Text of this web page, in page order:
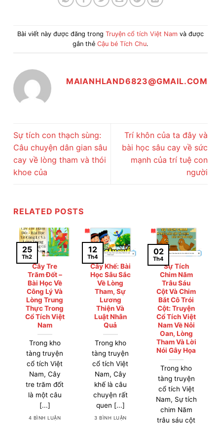
Bài viết này được đăng trong Truyện cổ tích Việt Nam và được
gắn thẻ Cậu bé Tích Chu.
MAIANHLAND6823@GMAIL.COM
Sự tích con thạch sùng:
Câu chuyện dân gian sâu
cay về lòng tham và thói
khoe của
Trí khôn của ta đây và
bài học sâu cay về sức
mạnh của trí tuệ con
người
RELATED POSTS
Cây Tre
Trăm Đốt –
Bài Học Về
Công Lý Và
Lòng Trung
Thực Trong
Cổ Tích Việt
Nam
Trong kho
tàng truyện
cổ tích Việt
Nam, Cây
tre trăm đốt
là một câu
[...]
4 BÌNH LUẬN
25
Th2
Cây Khế: Bài
Học Sâu Sắc
Về Lòng
Tham, Sự
Lương
Thiện Và
Luật Nhân
Quả
Trong kho
tàng truyện
cổ tích Việt
Nam, Cây
khế là câu
chuyện rất
quen [...]
3 BÌNH LUẬN
12
Th4
Sự Tích
Chim Năm
Trâu Sáu
Cột Và Chim
Bắt Cô Trói
Cột: Truyện
Cổ Tích Việt
Nam Về Nỗi
Oan, Lòng
Tham Và Lời
Nói Gây Họa
Trong kho
tàng truyện
cổ tích Việt
Nam, Sự tích
chim Năm
trâu sáu cột
02
Th4